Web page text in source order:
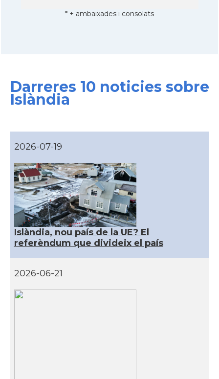
* + ambaixades i consolats
Darreres 10 noticies sobre
Islàndia
2026-07-19
Islàndia, nou país de la UE? El
referèndum que divideix el país
2026-06-21